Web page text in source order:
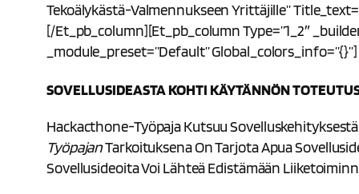
Tekoälykästä-Valmennukseen Yrittäjille”
[/et_pb_column][et_pb_column Type=”1_2″
_module_preset=”default” Global_colors_info=”{}”]
SOVELLUSIDEASTA KOHTI KÄYTÄNNÖN
Hackacthone-Työpaja Kutsuu
TyöpajanTarkoituksena On Tarjota Apua
Sovellusideoita Voi Lähteä Edistämään